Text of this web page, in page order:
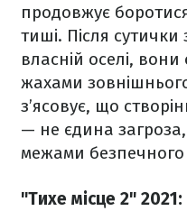
продовжує
тиші. Після
власній оселі,
жахами зовнішнього
з’ясовує, що
— не єдина
межами безпечного
"Тихе місце 2"